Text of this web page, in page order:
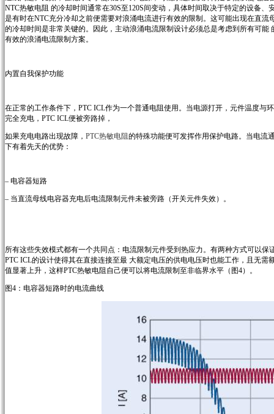
NTC热敏电阻 的冷却时间通常在30S至120S间变动，具体时间取决于特定的设备
是有时在NTC充分冷却之前便需要对浪涌电流进行有效的限制。这可能出现在直
的冷却时间是非常关键的。因此，主动浪涌电流限制设计必须总是考虑到所有可
有效的浪涌电流限制方案。
内置自我保护功能
在正常的工作条件下，PTC ICL作为一个普通电阻使用。当电源打开，元件温度与
完全充电，PTC ICL便被旁路掉，
如果充电电路出现故障， PTC热敏电阻 的特殊功能便可发挥作用保护电路。当电流
下有着先天的优势：
– 电容器短路
– 当直流母线电容器充电后电流限制元件未被旁路（开关元件失效）。
所有这些失效模式都有一个共同点：电流限制元件受到热应力。有两种方式可以
PTC ICL的设计使得其在直接连接至最 大额定电压的供电电压时也能工作，且无
值显著上升，这样PTC热敏电阻自己便可以将电流限制至非临界水平（图4）。
图4：电容器短路时的电流曲线